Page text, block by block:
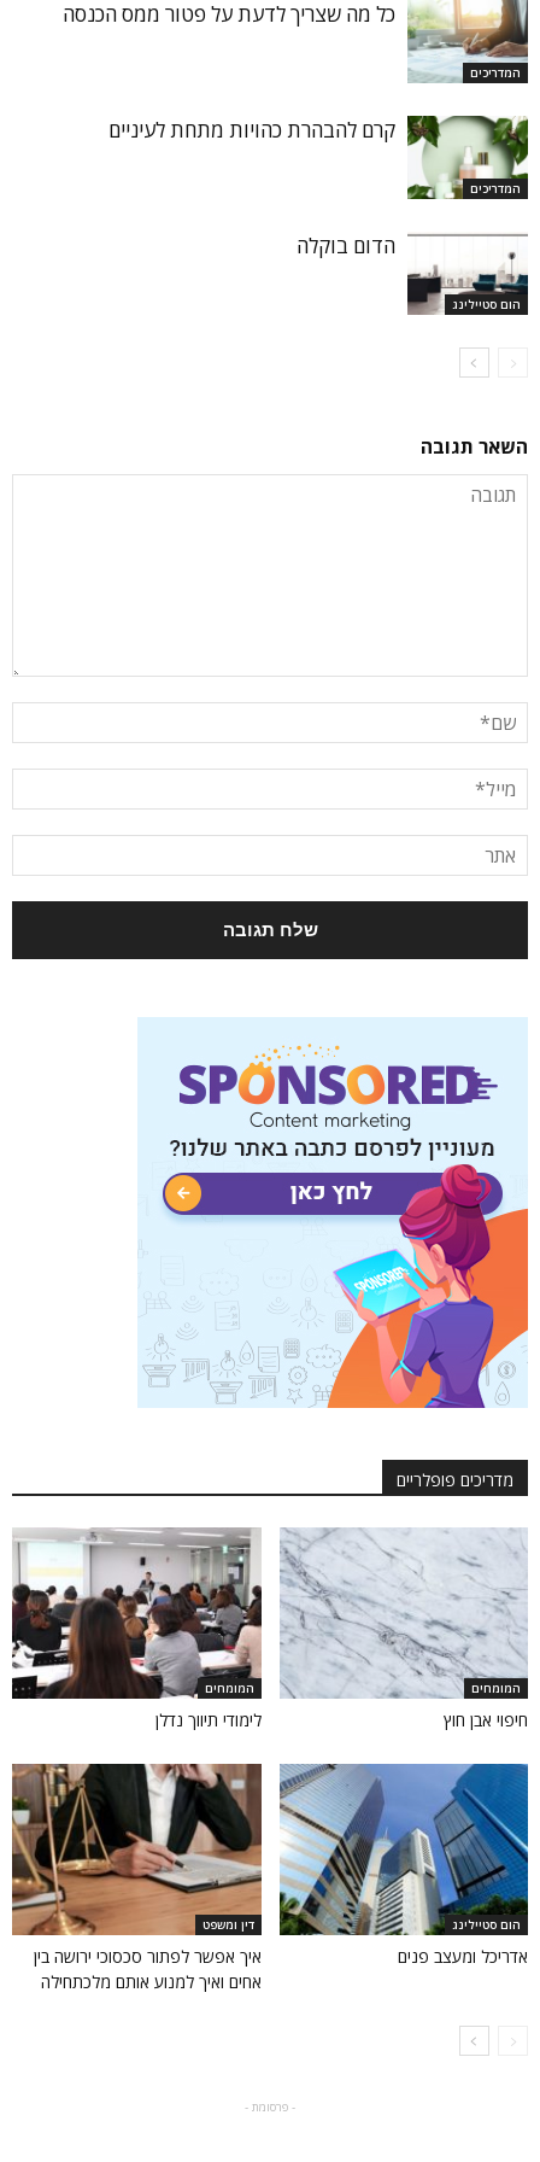
המדריכים
כל מה שצריך לדעת על פטור ממס הכנסה
המדריכים
קרם להבהרת כהויות מתחת לעיניים
הום סטיילינג
הדום בוקלה
השאר תגובה
מדריכים פופלריים
המומחים
חיפוי אבן חוץ
המומחים
לימודי תיווך נדלן
הום סטיילינג
אדריכל ומעצב פנים
דין ומשפט
איך אפשר לפתור סכסוכי ירושה בין
אחים ואיך למנוע אותם מלכתחילה
- פרסומת -